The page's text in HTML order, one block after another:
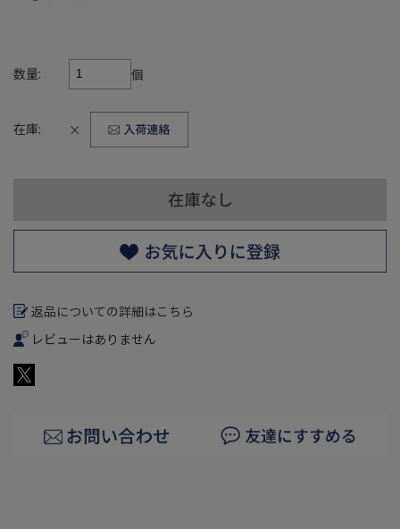
数量: 個
在庫: ×
返品についての詳細はこちら
レビューはありません